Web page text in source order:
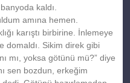
kaldı.
amına hemen.
karıştı birbirine. İnlemeye
domaldı. Sikim direk gibi
mı, yoksa götünü mü?” diye
sen bozdun, erkeğim